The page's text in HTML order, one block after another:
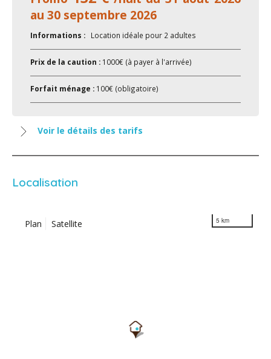
au 30 septembre 2026
Informations : Location idéale pour 2 adultes
Prix de la caution : 1000€ (à payer à l'arrivée)
Forfait ménage : 100€ (obligatoire)
Voir le détails des tarifs
Localisation
Plan Satellite 5 km